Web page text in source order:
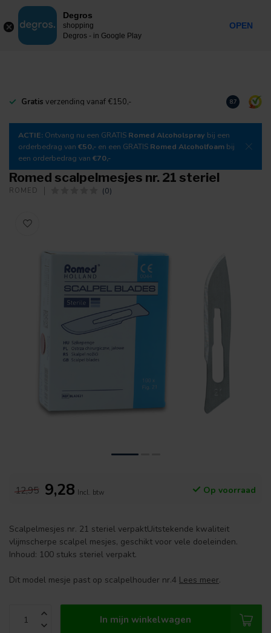
MENU
Gratis verzending vanaf €150,- Download
8.7
ACTIE: Ontvang nu een GRATIS Romed Alcoholspray bij een
orderbedrag van €50,- en een GRATIS Romed Alcoholfoam bij
een orderbedrag van €70,-
Romed scalpelmesjes nr. 21 steriel
ROMED (0)
12,95 9,28 Incl. btw Op voorraad
Scalpelmesjes nr. 21 steriel verpaktUitstekende kwaliteit
vlijmscherpe scalpel mesjes, geschikt voor vele doeleinden.
Inhoud: 100 stuks steriel verpakt.
Dit model mesje past op scalpelhouder nr.4 Lees meer.
In mijn winkelwagen
Degros
shopping
Degros - in Google Play
OPEN